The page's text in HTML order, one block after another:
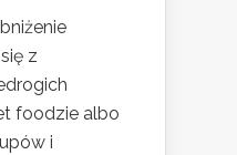
z
foodzie albo
i